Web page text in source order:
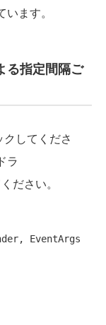
ます。
る指定間隔ご
してくださ
ラ
ださい。
EventArgs